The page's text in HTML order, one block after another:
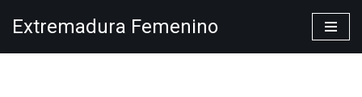
Extremadura Femenino